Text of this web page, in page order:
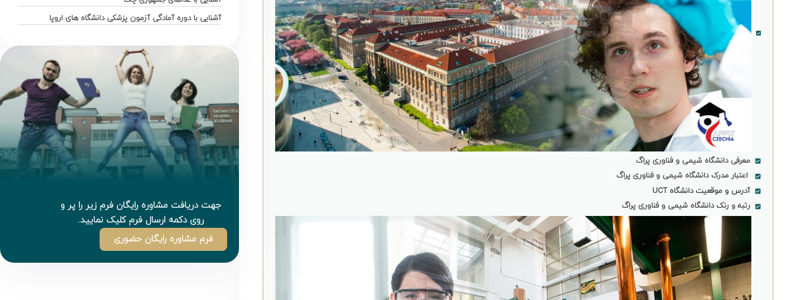
معرفی دانشگاه شیمی و فناوری پراگ
اعتبار مدرک دانشگاه شیمی و فناوری پراگ
آدرس و موقعیت دانشگاه UCT
رتبه و رنک دانشگاه شیمی و فناوری پراگ
آشنایی با دوره آمادگی آزمون پزشکی دانشگاه های اروپا
جهت دریافت مشاوره رایگان فرم زیر را پر و
روی دکمه ارسال فرم کلیک نمایید.
فرم مشاوره رایگان حضوری